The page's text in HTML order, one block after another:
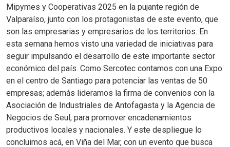
Mipymes y Cooperativas 2025 en la pujante región de
Valparaíso, junto con los protagonistas de este evento, que
son las empresarias y empresarios de los territorios. En
esta semana hemos visto una variedad de iniciativas para
seguir impulsando el desarrollo de este importante sector
económico del país. Como Sercotec contamos con una Expo
en el centro de Santiago para potenciar las ventas de 50
empresas; además lideramos la firma de convenios con la
Asociación de Industriales de Antofagasta y la Agencia de
Negocios de Seul, para promover encadenamientos
productivos locales y nacionales. Y este despliegue lo
concluimos acá, en Viña del Mar, con un evento que busca